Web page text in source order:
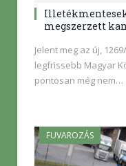
megszerzett
Jelent meg az új,
legfrissebb Magyar
pontosan még nem…
FUVAROZÁS